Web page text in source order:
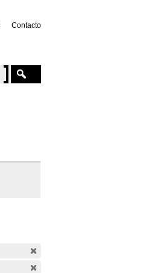
Contacto